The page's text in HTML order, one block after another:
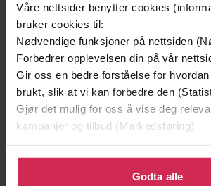
Våre nettsider benytter cookies
bruker cookies til:
Nødvendige funksjoner på nettsiden
Forbedrer opplevelsen din på vår
Gir oss en bedre forståelse for
brukt, slik at vi kan forbedre den
Gjør det mulig for oss å vise deg
kampanjer og tilbud (Markedsføring)
Klikk på «Godta alle» for å gi oss ditt
bruke cookies for alle disse formålene.
Godta alle
349,-
Lars Monsen